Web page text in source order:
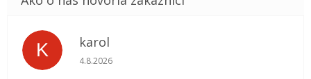
K karol
Hodnotenie obchodu je 5 z 5 hviezdičiek.
4.8.2026